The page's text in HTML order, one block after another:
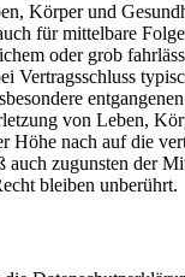
Körper und
für mittelbare
oder grob
von Leben,
nach auf die
zugunsten der
bleiben unberührt.